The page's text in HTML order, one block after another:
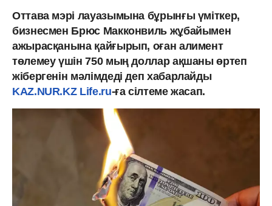
Оттава мэрі лауазымына бұрынғы үміткер,
бизнесмен Брюс Макконвиль жұбайымен
ажырасқанына қайғырып, оған алимент
төлемеу үшін 750 мың доллар ақшаны өртеп
жібергенін мәлімдеді деп хабарлайды
KAZ.NUR.KZ Life.ru-ға сілтеме жасап.